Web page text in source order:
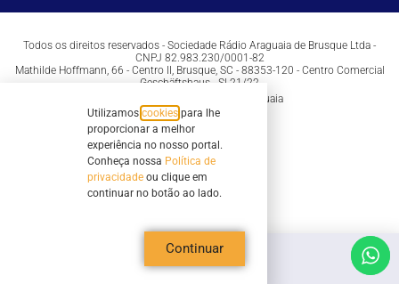
Todos os direitos reservados - Sociedade Rádio Araguaia de Brusque Ltda -
CNPJ 82.983.230/0001-82
Mathilde Hoffmann, 66 - Centro II, Brusque, SC - 88353-120 - Centro Comercial
Geschäftshaus - Sl 21/22
Copyright © 2026 | Rádio Araguaia
Utilizamos cookies para lhe
proporcionar a melhor
experiência no nosso portal.
Conheça nossa Política de
privacidade ou clique em
continuar no botão ao lado.
Continuar